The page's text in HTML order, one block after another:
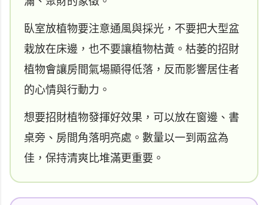
臥室放植物要注意通風與採光，不要把大型盆
栽放在床邊，也不要讓植物枯黃。枯萎的招財
植物會讓房間氣場顯得低落，反而影響居住者
的心情與行動力。
想要招財植物發揮好效果，可以放在窗邊、書
桌旁、房間角落明亮處。數量以一到兩盆為
佳，保持清爽比堆滿更重要。